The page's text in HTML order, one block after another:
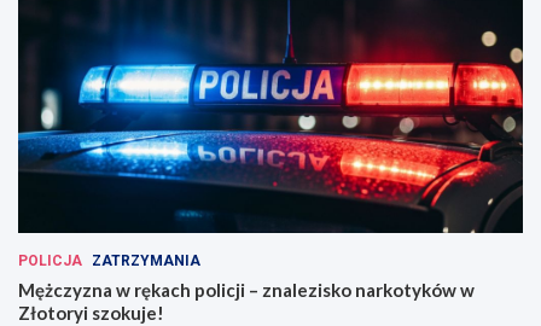
POLICJA ZATRZYMANIA
Mężczyzna w rękach policji – znalezisko narkotyków w
Złotoryi szokuje!